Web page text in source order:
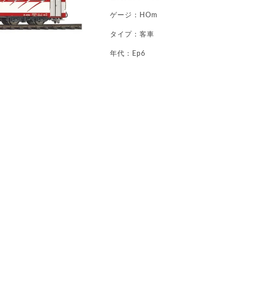
ゲージ：HOm
タイプ：客車
年代：Ep6